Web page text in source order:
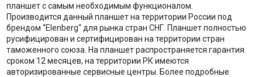
планшет с самым необходимым функционалом.
Производится данный планшет на территории России под
брендом “Elenberg“ для рынка стран СНГ. Планшет полностью
русифицирован и сертифицирован на территории стран
таможенного союза. На планшет распространяется гарантия
сроком 12 месяцев, на территории РК имеются
авторизированные сервисные центры. Более подробные